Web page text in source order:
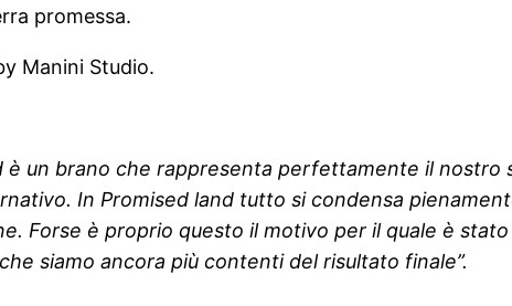
promessa.
Manini Studio.
è un brano che rappresenta perfettamente il
In Promised land tutto si condensa
Forse è proprio questo il motivo per il quale è
siamo ancora più contenti del risultato finale”.